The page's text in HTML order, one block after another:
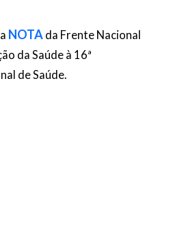
NOTA da Frente Nacional
da Saúde à 16ª
de Saúde.